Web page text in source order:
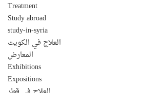
Treatment
Study abroad
study-in-syria
العلاج في الكويت
المعارض
Exhibitions
Expositions